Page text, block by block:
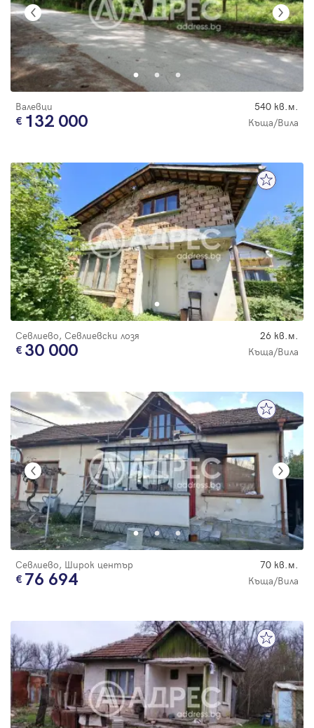
Валевци 540 кв.м.
132 000 Къща/Вила
Севлиево, Севлиевски лозя 26 кв.м.
30 000 Къща/Вила
Севлиево, Широк център 70 кв.м.
76 694 Къща/Вила